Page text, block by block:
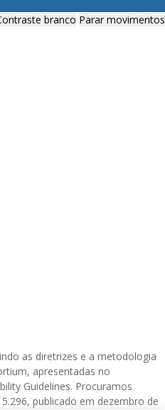
branco Parar movimentos
as diretrizes e a metodologia
apresentadas no
Guidelines. Procuramos
publicado em dezembro de